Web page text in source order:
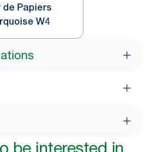
Papiers
W4
be interested in...